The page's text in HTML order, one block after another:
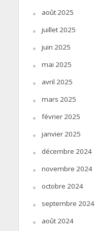
août 2025
juillet 2025
juin 2025
mai 2025
avril 2025
mars 2025
février 2025
janvier 2025
décembre 2024
novembre 2024
octobre 2024
septembre 2024
août 2024